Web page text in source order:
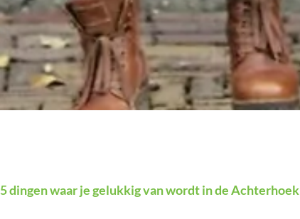
5 dingen waar je gelukkig van wordt in de Achterhoek